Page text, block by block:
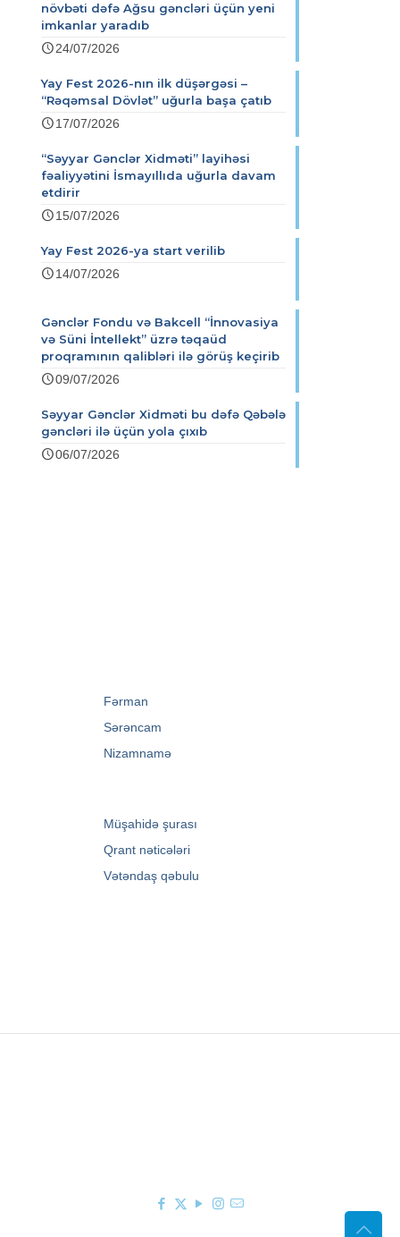
növbəti dəfə Ağsu gəncləri üçün yeni
imkanlar yaradıb
24/07/2026
Yay Fest 2026-nın ilk düşərgəsi –
“Rəqəmsal Dövlət” uğurla başa çatıb
17/07/2026
“Səyyar Gənclər Xidməti” layihəsi
fəaliyyətini İsmayıllıda uğurla davam
etdirir
15/07/2026
Yay Fest 2026-ya start verilib
14/07/2026
Gənclər Fondu və Bakcell “İnnovasiya
və Süni İntellekt” üzrə təqaüd
proqramının qalibləri ilə görüş keçirib
09/07/2026
Səyyar Gənclər Xidməti bu dəfə Qəbələ
gəncləri ilə üçün yola çıxıb
06/07/2026
Fərman
Sərəncam
Nizamnamə
Müşahidə şurası
Qrant nəticələri
Vətəndaş qəbulu